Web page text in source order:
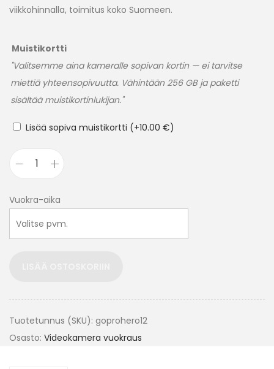
viikkohinnalla, toimitus koko Suomeen.
Muistikortti
"Valitsemme aina kameralle sopivan kortin — ei tarvitse
miettiä yhteensopivuutta. Vähintään 256 GB ja paketti
sisältää muistikortinlukijan."
Lisää sopiva muistikortti (+10.00 €)
Vuokra-aika
Tuotetunnus (SKU): goprohero12
Osasto: Videokamera vuokraus